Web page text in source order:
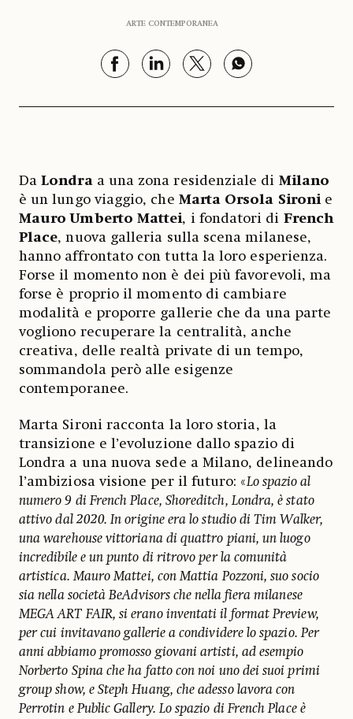
ARTE CONTEMPORANEA
DaLondraa una zona residenziale di Milano
è un lungo viaggio, che Marta Orsola Sironi e
Mauro Umberto Mattei, i fondatori di French
Place, nuova galleria sulla scena milanese,
hanno affrontato con tutta la loro esperienza.
Forse il momento non è dei più favorevoli, ma
forse è proprio il momento di cambiare
modalità e proporre gallerie che da una parte
vogliono recuperare la centralità, anche
creativa, delle realtà private di un tempo,
sommandola però alle esigenze
contemporanee.
Marta Sironi racconta la loro storia, la
transizione e l’evoluzione dallo spazio di
Londra a una nuova sede a Milano, delineando
l’ambiziosa visione per il futuro: «Lo spazio al
numero 9 di French Place, Shoreditch, Londra, è stato
attivo dal 2020. In origine era lo studio di Tim Walker,
una warehouse vittoriana di quattro piani, un luogo
incredibile e un punto di ritrovo per la comunità
artistica. Mauro Mattei, con Mattia Pozzoni, suo socio
sia nella società BeAdvisors che nella fiera milanese
MEGA ART FAIR, si erano inventati il format Preview,
per cui invitavano gallerie a condividere lo spazio. Per
anni abbiamo promosso giovani artisti, ad esempio
Norberto Spina che ha fatto con noi uno dei suoi primi
group show, e Steph Huang, che adesso lavora con
Perrotin e Public Gallery. Lo spazio di French Place è